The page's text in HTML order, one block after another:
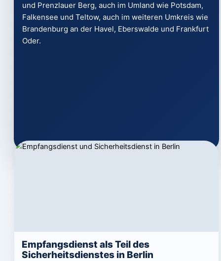
und Prenzlauer Berg, auch im Umland wie Potsdam,
Falkensee und Teltow, auch im weiteren Umkreis wie
Brandenburg an der Havel, Eberswalde und Frankfurt
Oder.
Empfangsdienst als Teil des
Sicherheitsdienstes in Berlin